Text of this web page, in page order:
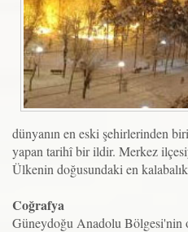
dünyanın en eski şehirlerinden
yapan tarihî bir ildir. Merkez
Ülkenin doğusundaki en
Coğrafya
Güneydoğu Anadolu Bölgesi'nin